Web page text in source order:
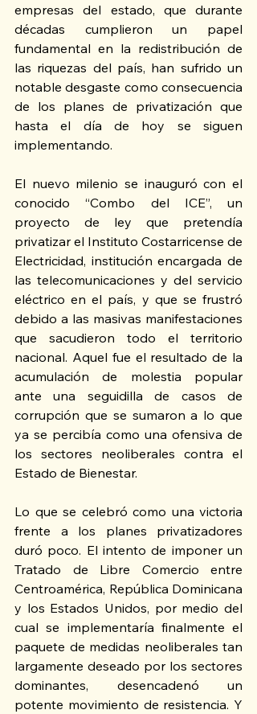
empresas del estado, que durante
décadas cumplieron un papel
fundamental en la redistribución de
las riquezas del país, han sufrido un
notable desgaste como consecuencia
de los planes de privatización que
hasta el día de hoy se siguen
implementando.
El nuevo milenio se inauguró con el
conocido “Combo del ICE”, un
proyecto de ley que pretendía
privatizar el Instituto Costarricense de
Electricidad, institución encargada de
las telecomunicaciones y del servicio
eléctrico en el país, y que se frustró
debido a las masivas manifestaciones
que sacudieron todo el territorio
nacional. Aquel fue el resultado de la
acumulación de molestia popular
ante una seguidilla de casos de
corrupción que se sumaron a lo que
ya se percibía como una ofensiva de
los sectores neoliberales contra el
Estado de Bienestar.
Lo que se celebró como una victoria
frente a los planes privatizadores
duró poco. El intento de imponer un
Tratado de Libre Comercio entre
Centroamérica, República Dominicana
y los Estados Unidos, por medio del
cual se implementaría finalmente el
paquete de medidas neoliberales tan
largamente deseado por los sectores
dominantes, desencadenó un
potente movimiento de resistencia. Y